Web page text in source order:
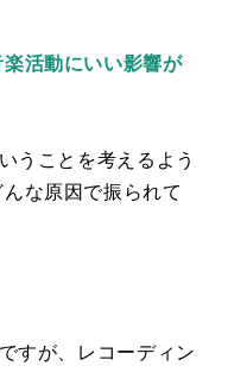
活動にいい影響が
うことを考えるよう
な原因で振られて
すが、レコーディン